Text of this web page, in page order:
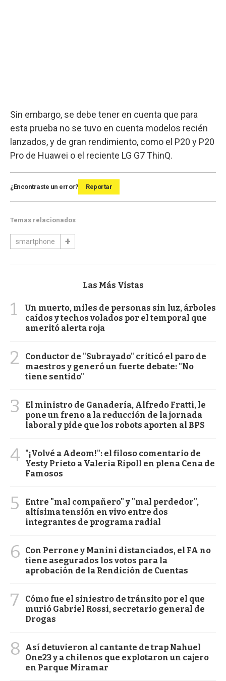
Sin embargo, se debe tener en cuenta que para
esta prueba no se tuvo en cuenta modelos recién
lanzados, y de gran rendimiento, como el P20 y P20
Pro de Huawei o el reciente LG G7 ThinQ.
¿Encontraste un error? Reportar
Temas relacionados
smartphone
Las Más Vistas
1
Un muerto, miles de personas sin luz, árboles
caídos y techos volados por el temporal que
ameritó alerta roja
2
Conductor de "Subrayado" criticó el paro de
maestros y generó un fuerte debate: "No
tiene sentido"
3
El ministro de Ganadería, Alfredo Fratti, le
pone un freno a la reducción de la jornada
laboral y pide que los robots aporten al BPS
4 "¡Volvé a Adeom!": el filoso comentario de
Yesty Prieto a Valeria Ripoll en plena Cena de
Famosos
5
Entre "mal compañero" y "mal perdedor",
altísima tensión en vivo entre dos
integrantes de programa radial
6
Con Perrone y Manini distanciados, el FA no
tiene asegurados los votos para la
aprobación de la Rendición de Cuentas
7
Cómo fue el siniestro de tránsito por el que
murió Gabriel Rossi, secretario general de
Drogas
8
Así detuvieron al cantante de trap Nahuel
One23 y a chilenos que explotaron un cajero
en Parque Miramar